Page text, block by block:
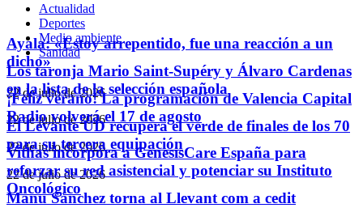
Actualidad
Deportes
Medio ambiente
Sanidad
Ayala: «Estoy arrepentido, fue una reacción a un
dicho»
22 de julio de 2026
Los taronja Mario Saint-Supéry y Álvaro Cardenas
en la lista de la selección española
22 de julio de 2026
¡Feliz verano! La programación de Valencia Capital
Radio volverá el 17 de agosto
22 de julio de 2026
El Levante UD recupera el verde de finales de los 70
para su tercera equipación
22 de julio de 2026
Vithas incorpora a GenesisCare España para
reforzar su red asistencial y potenciar su Instituto
Oncológico
Manu Sánchez torna al Llevant com a cedit